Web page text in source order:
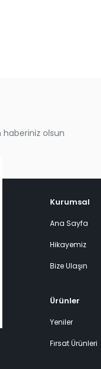
olsun
Kurumsal
Ana Sayfa
Hikayemiz
Bize Ulaşın
Ürünler
Yeniler
Fırsat Ürünleri